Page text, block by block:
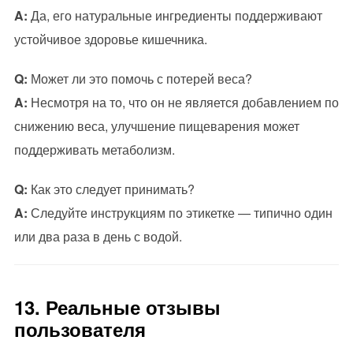
A: Да, его натуральные ингредиенты поддерживают
устойчивое здоровье кишечника.
Q: Может ли это помочь с потерей веса?
A: Несмотря на то, что он не является добавлением по
снижению веса, улучшение пищеварения может
поддерживать метаболизм.
Q: Как это следует принимать?
A: Следуйте инструкциям по этикетке — типично один
или два раза в день с водой.
13. Реальные отзывы
пользователя